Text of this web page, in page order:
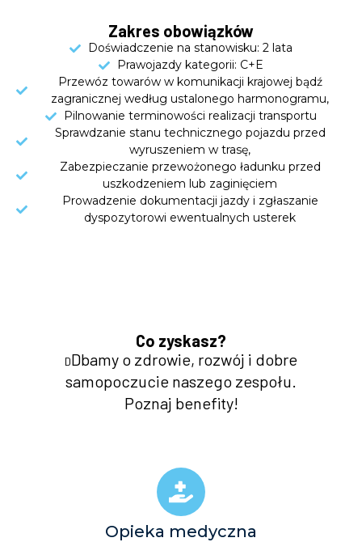
Zakres obowiązków
Doświadczenie na stanowisku: 2 lata
Prawojazdy kategorii: C+E
Przewóz towarów w komunikacji krajowej bądź
zagranicznej według ustalonego harmonogramu,
Pilnowanie terminowości realizacji transportu
Sprawdzanie stanu technicznego pojazdu przed
wyruszeniem w trasę,
Zabezpieczanie przewożonego ładunku przed
uszkodzeniem lub zaginięciem
Prowadzenie dokumentacji jazdy i zgłaszanie
dyspozytorowi ewentualnych usterek
Co zyskasz?
DDbamy o zdrowie, rozwój i dobre
samopoczucie naszego zespołu.
Poznaj benefity!
Opieka medyczna